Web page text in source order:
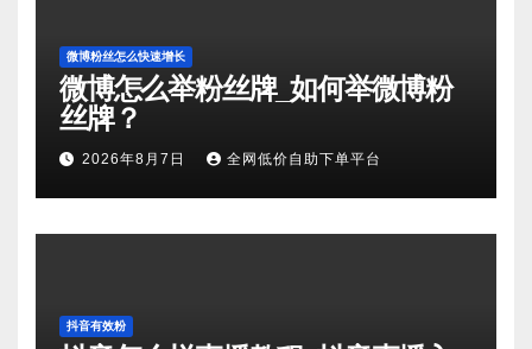
微博粉丝怎么快速增长
微博怎么举粉丝牌_如何举微博粉
丝牌？
2026年8月7日 全网低价自助下单平台
抖音有效粉